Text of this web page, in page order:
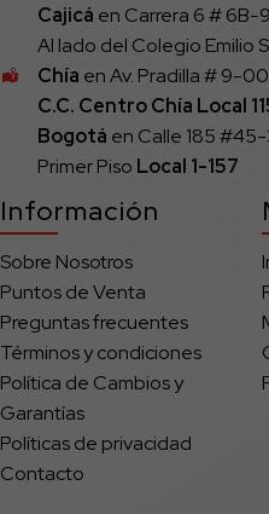
Cajicá en Carrera 6 # 6B-
Al lado del Colegio Emilio
Chía en Av. Pradilla # 9-
C.C. Centro Chía Local
Bogotá en Calle 185
Primer Piso Local 1-157
Información
Sobre Nosotros
Puntos de Venta
Preguntas frecuentes
Términos y condiciones
Política de Cambios y
Garantías
Políticas de privacidad
Contacto